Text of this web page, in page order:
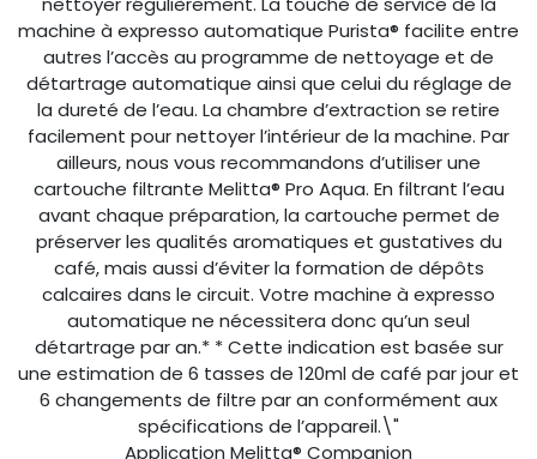
machine à expresso automatique Purista® facilite entre
autres l’accès au programme de nettoyage et de
détartrage automatique ainsi que celui du réglage de
la dureté de l’eau. La chambre d’extraction se retire
facilement pour nettoyer l’intérieur de la machine. Par
ailleurs, nous vous recommandons d’utiliser une
cartouche filtrante Melitta® Pro Aqua. En filtrant l’eau
avant chaque préparation, la cartouche permet de
préserver les qualités aromatiques et gustatives du
café, mais aussi d’éviter la formation de dépôts
calcaires dans le circuit. Votre machine à expresso
automatique ne nécessitera donc qu’un seul
détartrage par an.* * Cette indication est basée sur
une estimation de 6 tasses de 120ml de café par jour et
6 changements de filtre par an conformément aux
spécifications de l’appareil.\"
Application Melitta® Companion